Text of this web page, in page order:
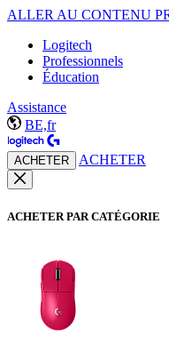
ALLER AU CONTENU
Logitech
Professionnels
Éducation
Assistance
BE,fr
ACHETER ACHETER
ACHETER PAR CATÉGORIE